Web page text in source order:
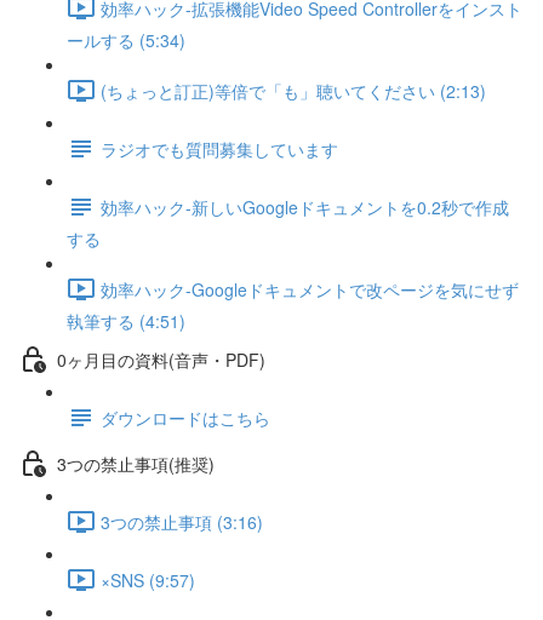
効率ハック-拡張機能Video Speed Controllerをインスト
ールする (5:34)
(ちょっと訂正)等倍で「も」聴いてください (2:13)
ラジオでも質問募集しています
効率ハック-新しいGoogleドキュメントを0.2秒で作成
する
効率ハック-Googleドキュメントで改ページを気にせず
執筆する (4:51)
0ヶ月目の資料(音声・PDF)
ダウンロードはこちら
3つの禁止事項(推奨)
3つの禁止事項 (3:16)
×SNS (9:57)